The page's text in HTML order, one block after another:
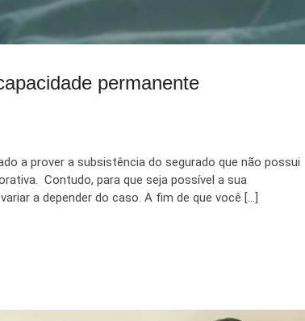
permanente
a prover a subsistência do segurado que não possui
Contudo, para que seja possível a sua
a depender do caso. A fim de que você […]